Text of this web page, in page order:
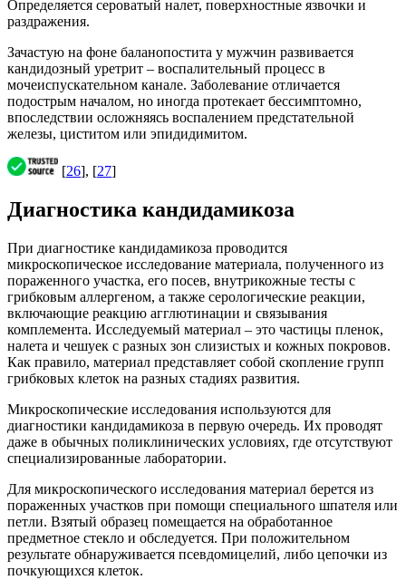
Определяется сероватый налет, поверхностные язвочки и
раздражения.
Зачастую на фоне баланопостита у мужчин развивается
кандидозный уретрит – воспалительный процесс в
мочеиспускательном канале. Заболевание отличается
подострым началом, но иногда протекает бессимптомно,
впоследствии осложняясь воспалением предстательной
железы, циститом или эпидидимитом.
[26], [27]
Диагностика кандидамикоза
При диагностике кандидамикоза проводится
микроскопическое исследование материала, полученного из
пораженного участка, его посев, внутрикожные тесты с
грибковым аллергеном, а также серологические реакции,
включающие реакцию агглютинации и связывания
комплемента. Исследуемый материал – это частицы пленок,
налета и чешуек с разных зон слизистых и кожных покровов.
Как правило, материал представляет собой скопление групп
грибковых клеток на разных стадиях развития.
Микроскопические исследования используются для
диагностики кандидамикоза в первую очередь. Их проводят
даже в обычных поликлинических условиях, где отсутствуют
специализированные лаборатории.
Для микроскопического исследования материал берется из
пораженных участков при помощи специального шпателя или
петли. Взятый образец помещается на обработанное
предметное стекло и обследуется. При положительном
результате обнаруживается псевдомицелий, либо цепочки из
почкующихся клеток.